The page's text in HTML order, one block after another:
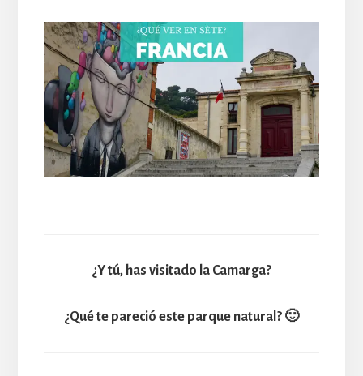
¿Y tú, has visitado la Camarga?
¿Qué te pareció este parque natural? 🙂